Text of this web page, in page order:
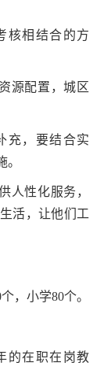
核相结合的方
源配置，城区
充，要结合实
人性化服务，
活，让他们工
，小学80个。
的在职在岗教